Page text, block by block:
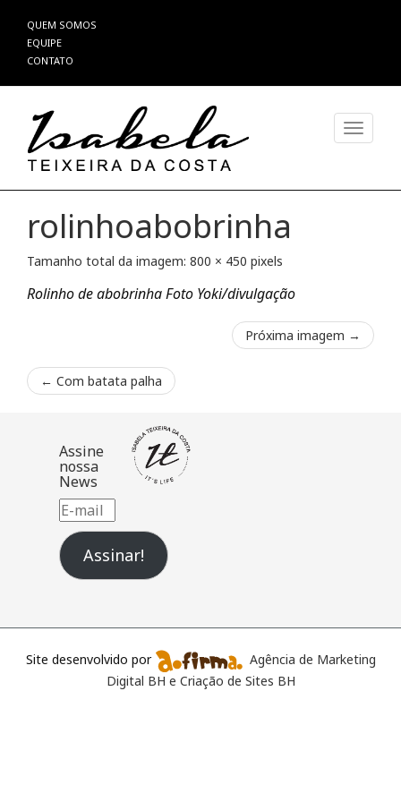
Pular
para
o
QUEM SOMOS
EQUIPE
CONTATO
rolinhoabobrinha
Tamanho total da imagem: 800 × 450 pixels
Rolinho de abobrinha Foto Yoki/divulgação
Próxima imagem →
← Com batata palha
Assine
nossa
News
E-
mail
Assinar!
Site desenvolvido por
Agência de Marketing
Digital BH e Criação de Sites BH